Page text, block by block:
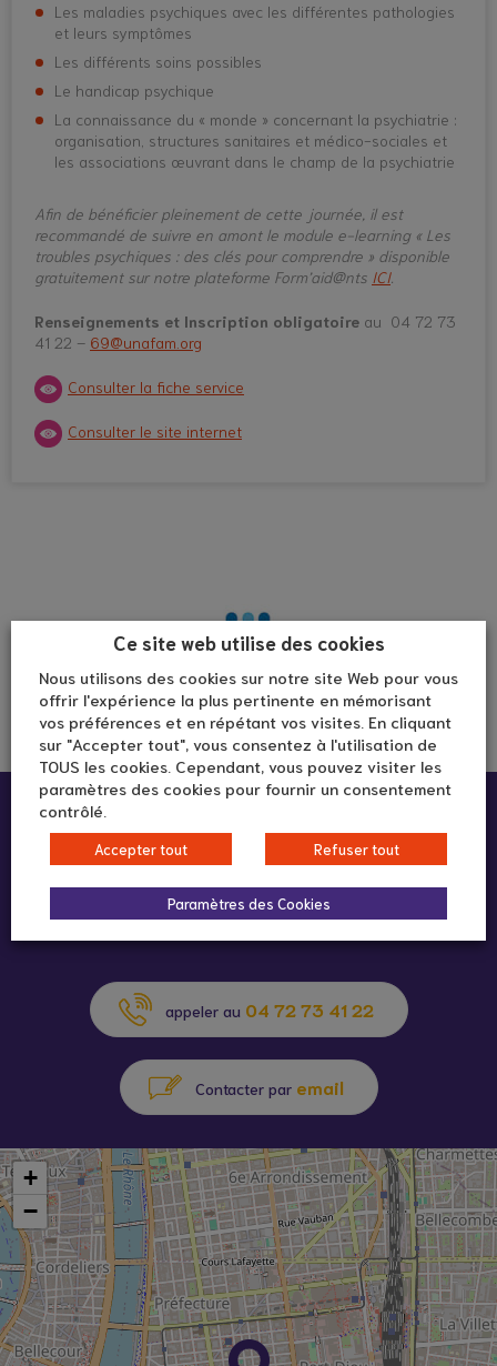
Les maladies psychiques avec les différentes pathologies
et leurs symptômes
Les différents soins possibles
Le handicap psychique
La connaissance du « monde » concernant la psychiatrie :
organisation, structures sanitaires et médico-sociales et
les associations œuvrant dans le champ de la psychiatrie
Afin de bénéficier pleinement de cette journée, il est
recommandé de suivre en amont le module e-learning « Les
troubles psychiques : des clés pour comprendre » disponible
gratuitement sur notre plateforme Form’aid@nts ICI.
Renseignements et Inscription obligatoire au 04 72 73
41 22 – 69@unafam.org
Consulter la fiche service
Consulter le site internet
Infos pratiques :
66 rue voltaire
appeler au 04 72 73 41 22
Contacter par email
+
−
Ce site web utilise des cookies
Nous utilisons des cookies sur notre site Web pour vous
offrir l'expérience la plus pertinente en mémorisant
vos préférences et en répétant vos visites. En cliquant
sur "Accepter tout", vous consentez à l'utilisation de
TOUS les cookies. Cependant, vous pouvez visiter les
paramètres des cookies pour fournir un consentement
contrôlé.
Accepter tout Refuser tout
Paramètres des Cookies